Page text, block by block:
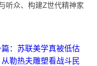
听众、构建Z世代精神家
：苏联美学真被低估
从勒热夫雕塑看战斗民